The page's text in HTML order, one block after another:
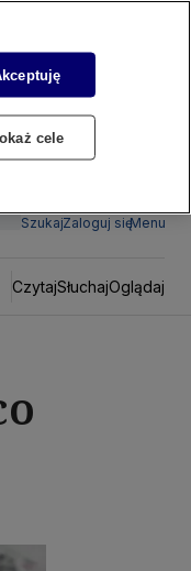
SzukajZaloguj sięMenu
CzytajSłuchajOglądaj
cele